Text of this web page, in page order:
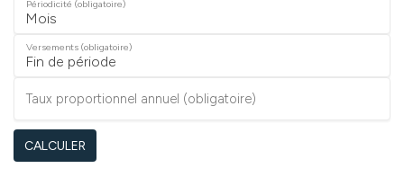
Périodicité (obligatoire)
Versements (obligatoire)
Taux proportionnel annuel (obligatoire)
CALCULER